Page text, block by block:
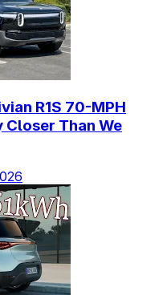
R1S 70-MPH
Closer Than We